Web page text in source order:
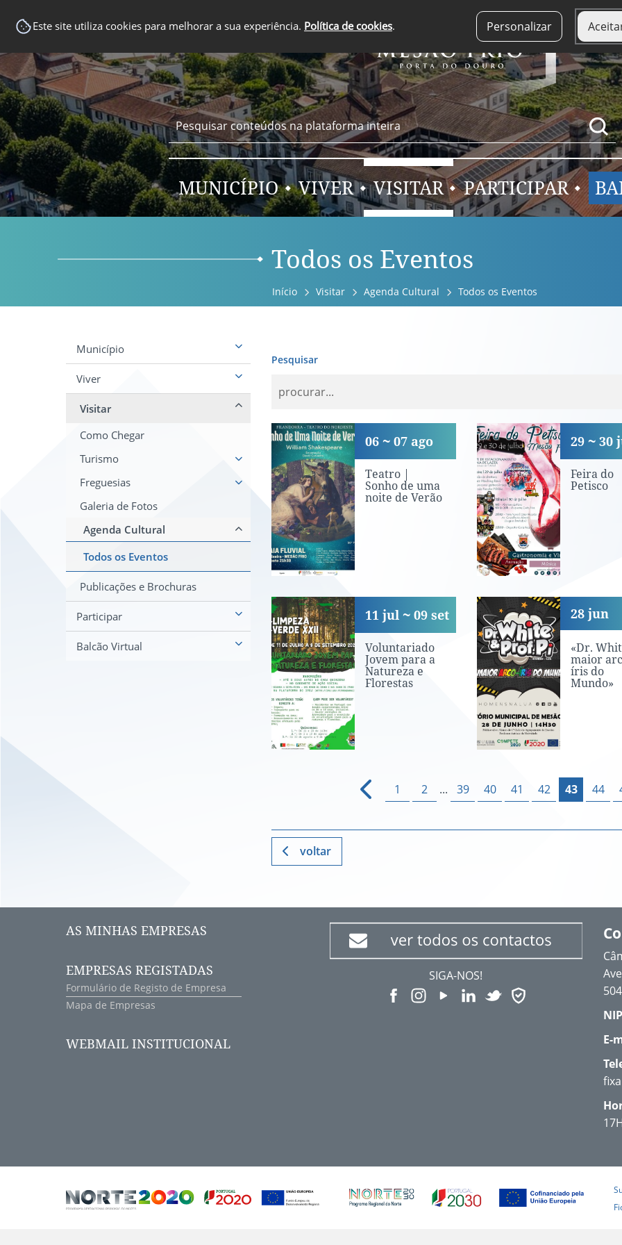
Este site utiliza cookies para melhorar a sua experiência. Política de cookies. Personalizar
MUNICÍPIO VIVER VISITAR PARTICIPAR
Todos os Eventos
Início Visitar Agenda Cultural Todos os Eventos
Município
Viver
Visitar
Como Chegar
Turismo
Freguesias
Galeria de Fotos
Agenda Cultural
Todos os Eventos
Publicações e Brochuras
Participar
Balcão Virtual
Pesquisar
Teatro | Sonho de uma noite de
Teatro |
Sonho de uma
noite de Verão
06 07 ago Feira do
Feira do
Petisco
29 30
Voluntariado Jovem para a
Voluntariado
Jovem para a
Natureza e
Florestas
11 jul 09 set «Dr. White e
«Dr.
maior
íris do
Mundo»
28 jun
1 2 ... 39 40 41 42 43 44
voltar
AS MINHAS EMPRESAS
EMPRESAS REGISTADAS
Formulário de Registo de Empresa
Mapa de Empresas
WEBMAIL INSTITUCIONAL
SIGA-NOS!
E-